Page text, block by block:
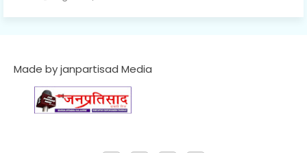
Made by janpartisad Media